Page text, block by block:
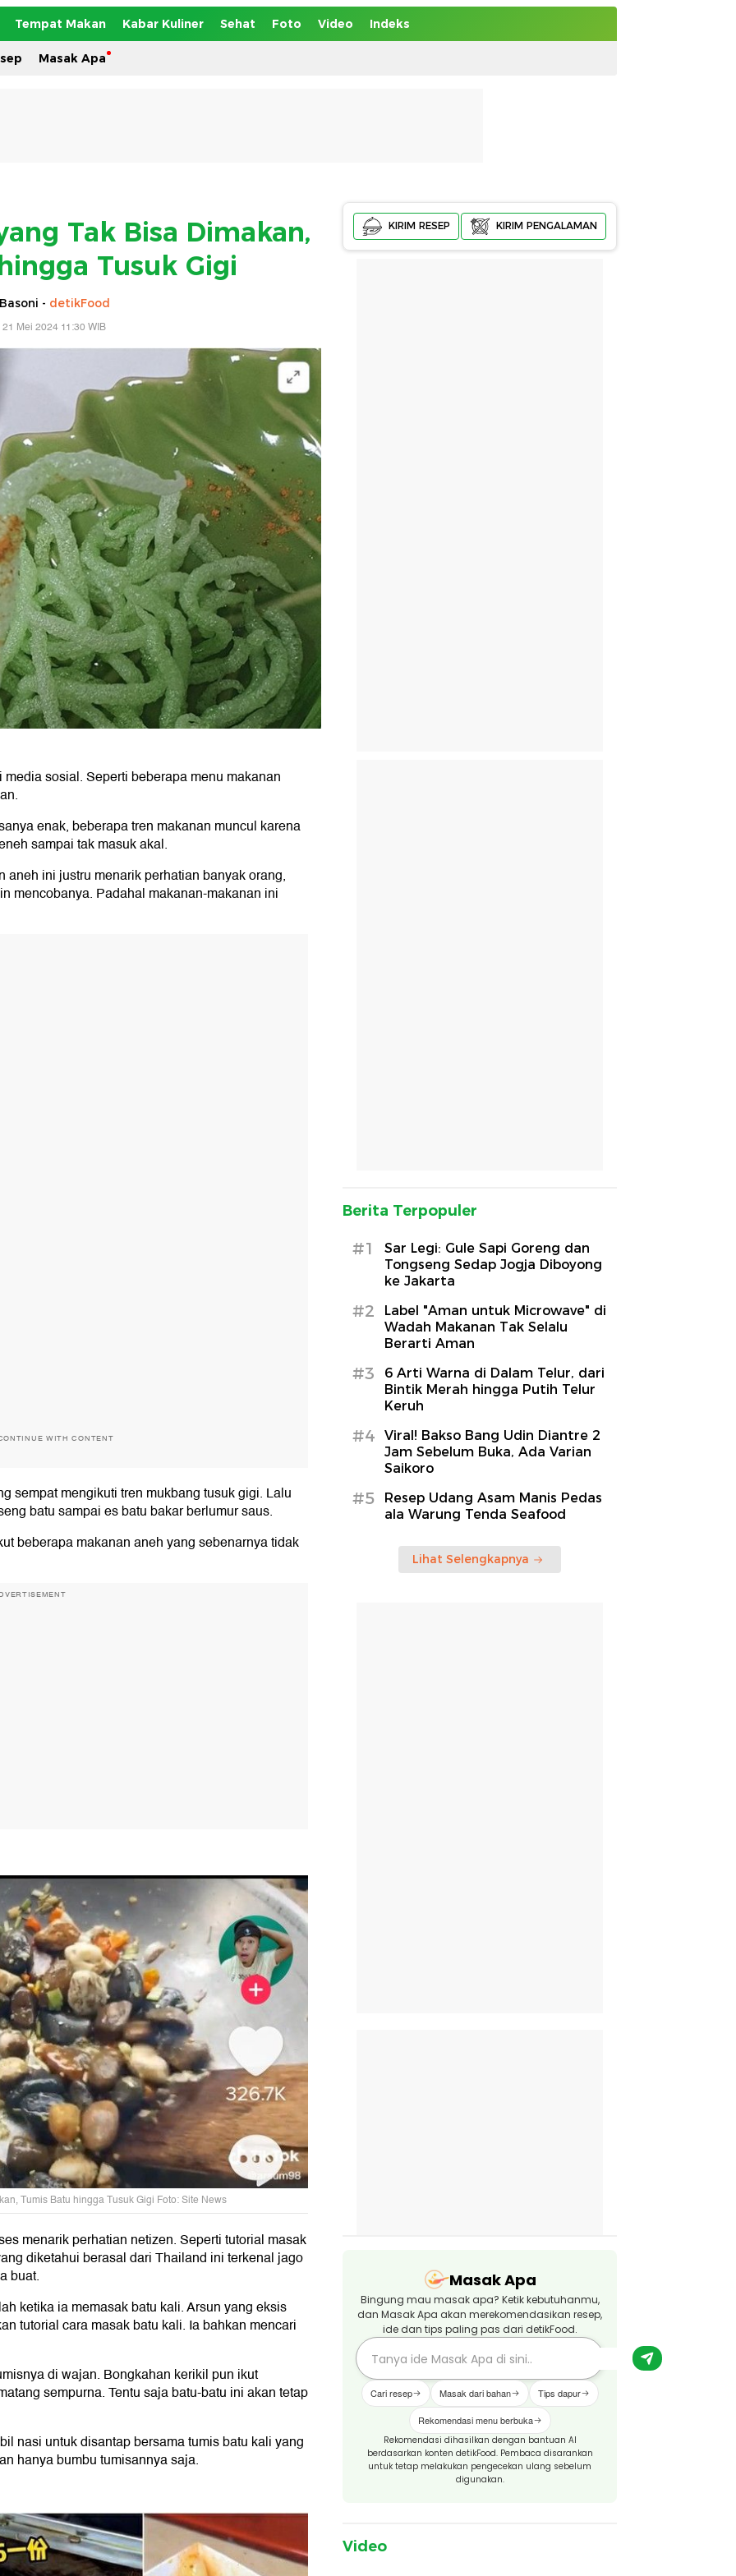
Tempat Makan Kabar Kuliner Sehat Foto Video Indeks
Masak Apa
Tak Bisa Dimakan,
Tusuk Gigi
- detikFood
Mei 2024 11:30 WIB
sosial. Seperti beberapa menu makanan
enak, beberapa tren makanan muncul karena
sampai tak masuk akal.
ini justru menarik perhatian banyak orang,
mencobanya. Padahal makanan-makanan ini
WITH CONTENT
sempat mengikuti tren mukbang tusuk gigi. Lalu
batu sampai es batu bakar berlumur saus.
beberapa makanan aneh yang sebenarnya tidak
Tumis Batu hingga Tusuk Gigi Foto: Site News
menarik perhatian netizen. Seperti tutorial masak
diketahui berasal dari Thailand ini terkenal jago
buat.
ketika ia memasak batu kali. Arsun yang eksis
tutorial cara masak batu kali. Ia bahkan mencari
di wajan. Bongkahan kerikil pun ikut
sempurna. Tentu saja batu-batu ini akan tetap
nasi untuk disantap bersama tumis batu kali yang
hanya bumbu tumisannya saja.
KIRIM RESEP KIRIM PENGALAMAN
Berita Terpopuler
#1
Sar Legi: Gule Sapi Goreng dan
Tongseng Sedap Jogja Diboyong
ke Jakarta
#2
Label "Aman untuk Microwave" di
Wadah Makanan Tak Selalu
Berarti Aman
#3
6 Arti Warna di Dalam Telur, dari
Bintik Merah hingga Putih Telur
Keruh
#4
Viral! Bakso Bang Udin Diantre 2
Jam Sebelum Buka, Ada Varian
Saikoro
#5
Resep Udang Asam Manis Pedas
ala Warung Tenda Seafood
Lihat Selengkapnya
Masak Apa
Bingung mau masak apa? Ketik kebutuhanmu,
dan Masak Apa akan merekomendasikan resep,
ide dan tips paling pas dari detikFood.
Cari resep Masak dari bahan Tips dapur
Rekomendasi menu berbuka
Rekomendasi dihasilkan dengan bantuan AI
berdasarkan konten detikFood. Pembaca disarankan
untuk tetap melakukan pengecekan ulang sebelum
digunakan.
Video